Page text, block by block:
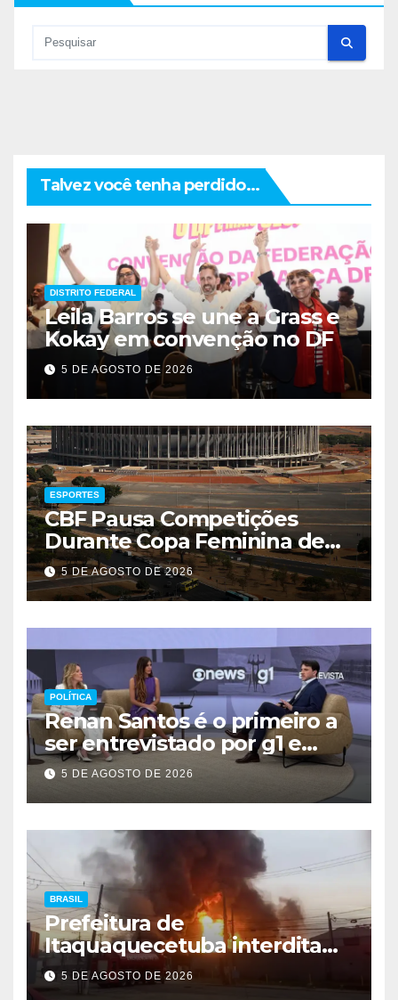
Talvez você tenha perdido...
DISTRITO FEDERAL
Leila Barros se une a Grass e
Kokay em convenção no DF
5 DE AGOSTO DE 2026
ESPORTES
CBF Pausa Competições
Durante Copa Feminina de
2027
5 DE AGOSTO DE 2026
POLÍTICA
Renan Santos é o primeiro a
ser entrevistado por g1 e
GloboNews
5 DE AGOSTO DE 2026
BRASIL
Prefeitura de
Itaquaquecetuba interdita
área após incêndio em
fábrica
5 DE AGOSTO DE 2026